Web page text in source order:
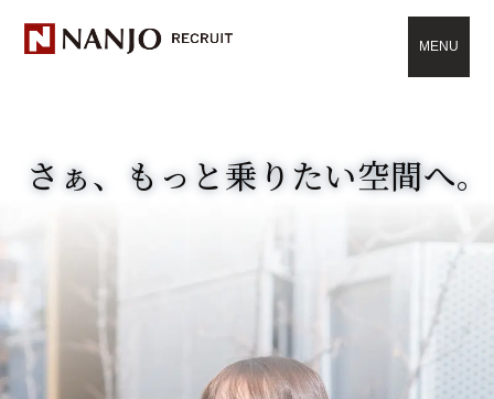
MENU
さぁ、もっと乗りたい空間へ。